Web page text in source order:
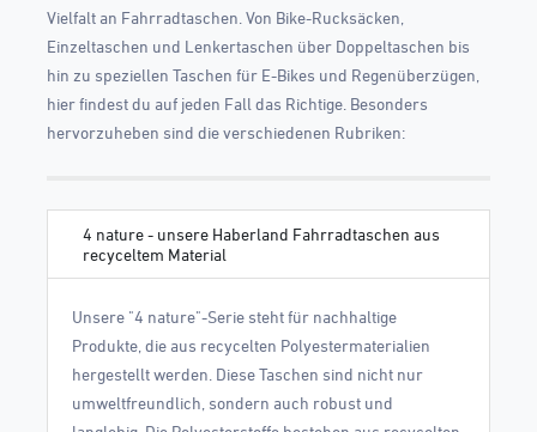
Vielfalt an Fahrradtaschen. Von Bike-Rucksäcken,
Einzeltaschen und Lenkertaschen über Doppeltaschen bis
hin zu speziellen Taschen für E-Bikes und Regenüberzügen,
hier findest du auf jeden Fall das Richtige. Besonders
hervorzuheben sind die verschiedenen Rubriken:
4 nature - unsere Haberland Fahrradtaschen aus
recyceltem Material
Unsere "4 nature"-Serie steht für nachhaltige
Produkte, die aus recycelten Polyestermaterialien
hergestellt werden. Diese Taschen sind nicht nur
umweltfreundlich, sondern auch robust und